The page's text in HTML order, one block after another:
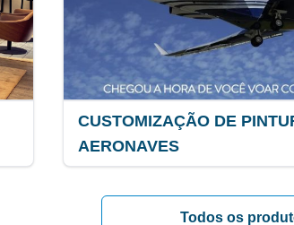
CUSTOMIZAÇÃO DE
AERONAVES
Todos os